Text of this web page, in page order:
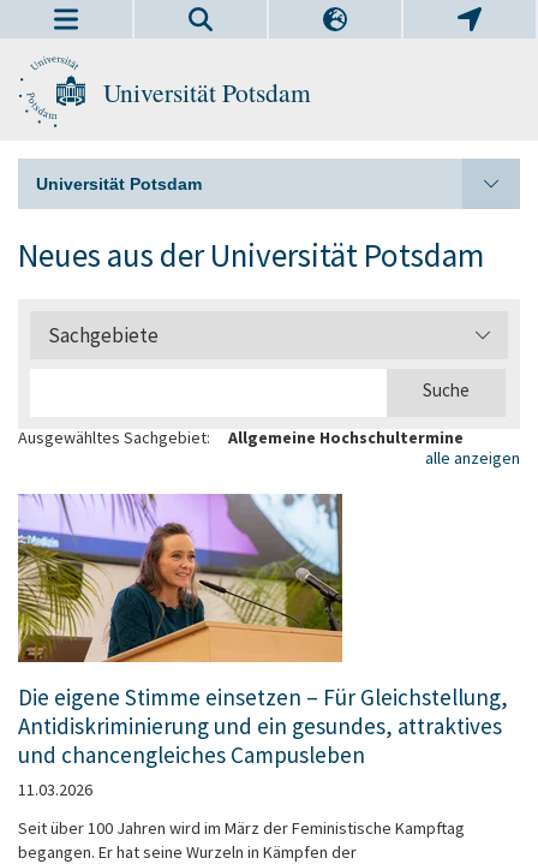
Universität Potsdam
Universität Potsdam
Neues aus der Universität Potsdam
Sachgebiete
Ausgewähltes Sachgebiet:
Allgemeine Hochschultermine
alle anzeigen
Die eigene Stimme einsetzen – Für Gleichstellung,
Antidiskriminierung und ein gesundes, attraktives
und chancengleiches Campusleben
11.03.2026
Seit über 100 Jahren wird im März der Feministische Kampftag
begangen. Er hat seine Wurzeln in Kämpfen der